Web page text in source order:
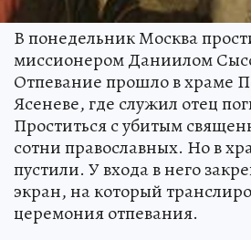
В понедельник Москва
миссионером Даниилом
Отпевание прошло в храме
Ясеневе, где служил отец
Проститься с убитым
сотни православных. Но в
пустили. У входа в него
экран, на который
церемония отпевания.